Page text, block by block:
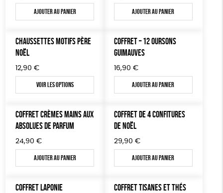
Ajouter au panier Ajouter au panier
CHAUSSETTES MOTIFS PÈRE
NOËL
12,90 €
Voir les options
COFFRET – 12 OURSONS
GUIMAUVES
16,90 €
Ajouter au panier
COFFRET CRÈMES MAINS AUX
ABSOLUES DE PARFUM
24,90 €
Ajouter au panier
COFFRET DE 4 CONFITURES
DE NOËL
29,90 €
Ajouter au panier
COFFRET LAPONIE
COFFRET TISANES ET THÉS